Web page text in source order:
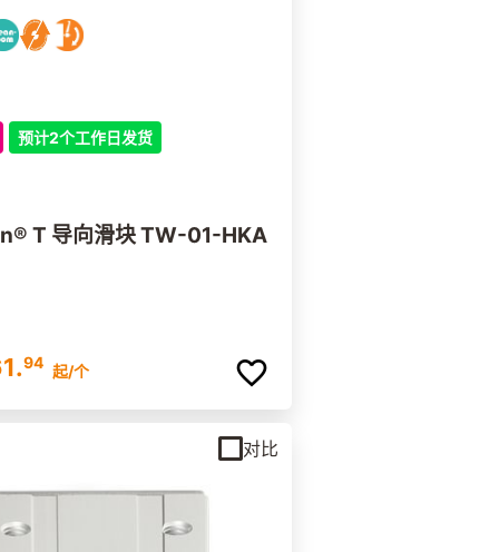
预计2个工作日发货
T 导向滑块 TW-01-HKA
94 起/个
对比